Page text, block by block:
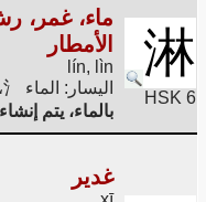
淋
HSK 6
ماء، غمر،
الأمطار
lín, lìn
اليسار: الماء 氵، اليمين: الغابة 林
بالماء، يتم
غدير